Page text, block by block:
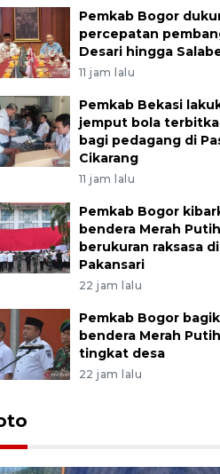
Pemkab Bogor
percepatan
Desari hingga
11 jam lalu
Pemkab Bekasi
jemput bola
bagi pedagang di
Cikarang
11 jam lalu
Pemkab Bogor
bendera Merah Putih
berukuran raksasa di
Pakansari
22 jam lalu
Pemkab Bogor
bendera Merah
tingkat desa
22 jam lalu